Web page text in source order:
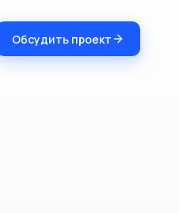
Обсудить проект